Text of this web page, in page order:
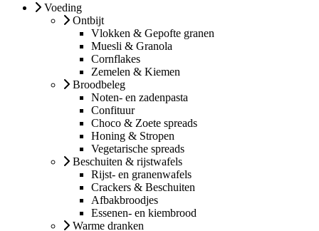
Voeding
Ontbijt
Vlokken & Gepofte granen
Muesli & Granola
Cornflakes
Zemelen & Kiemen
Broodbeleg
Noten- en zadenpasta
Confituur
Choco & Zoete spreads
Honing & Stropen
Vegetarische spreads
Beschuiten & rijstwafels
Rijst- en granenwafels
Crackers & Beschuiten
Afbakbroodjes
Essenen- en kiembrood
Warme dranken